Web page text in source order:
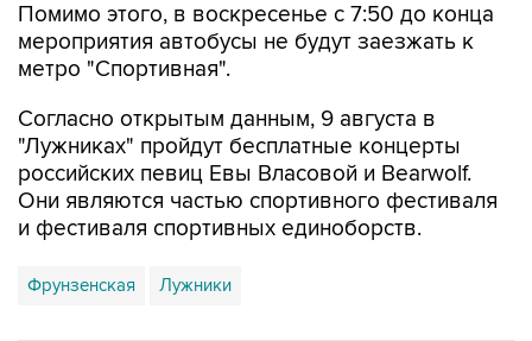
Помимо этого, в воскресенье с 7:50 до конца
мероприятия автобусы не будут заезжать к
метро "Спортивная".
Согласно открытым данным, 9 августа в
"Лужниках" пройдут бесплатные концерты
российских певиц Евы Власовой и Bearwolf.
Они являются частью спортивного фестиваля
и фестиваля спортивных единоборств.
Фрунзенская Лужники